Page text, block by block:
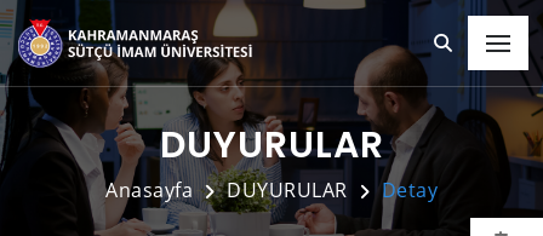
DUYURULAR
Anasayfa DUYURULAR Detay